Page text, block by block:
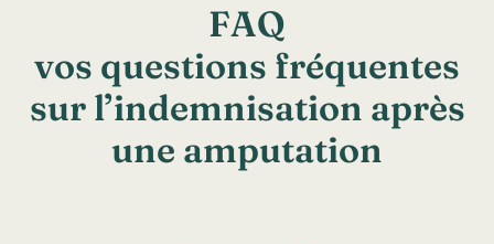
FAQ
vos questions fréquentes
sur l’indemnisation après
une amputation